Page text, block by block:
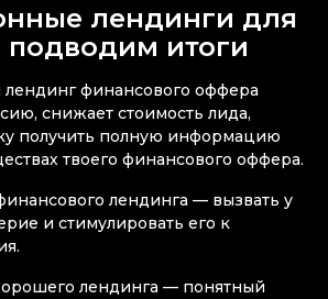
лендинги для
итоги
финансового оффера
снижает стоимость лида,
получить полную информацию
твоего финансового оффера.
лендинга — вызвать у
и стимулировать его к
лендинга — понятный